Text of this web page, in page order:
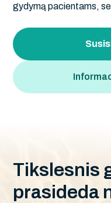
gydymą pacientams,
Ti ks esnis
prasideda